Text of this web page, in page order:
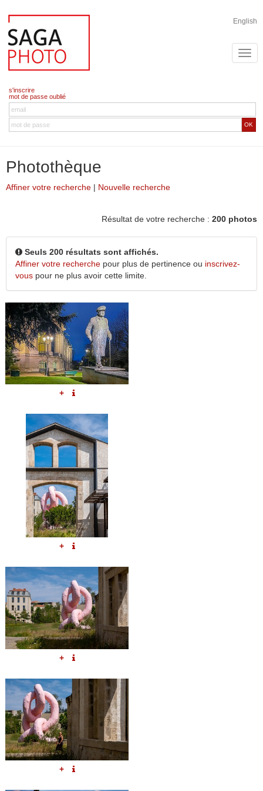
English
s'inscrire
mot de passe oublié
OK
Photothèque
Affiner votre recherche | Nouvelle recherche
Résultat de votre recherche : 200 photos
Seuls 200 résultats sont affichés.
Affiner votre recherche pour plus de pertinence ou inscrivez-
vous pour ne plus avoir cette limite.
+
+
+
+